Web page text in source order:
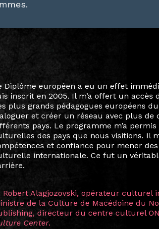
destin a voulu que ma vie privée et ma
soient étroitement liées. Durant mon
Hicter, j’ai intégré un réseau
qui s’est étendu bien au-delà de
mois, j’invitais mes camarades à
de Baguio City à Pékin, de Helsinki à
Tokyo et Varsovie, renforçant
à connecter des artistes à
des rencontres les plus marquantes
HicterienneRuthe Zuntz — une
vision ont transformé ma trajectoire et
à Berlin pendant près d’une
amitiés forgées durant cette année